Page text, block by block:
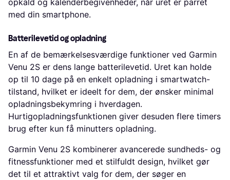
opkald og kalenderbegivenheder, når uret er parret
med din smartphone.
Batterilevetid og opladning
En af de bemærkelsesværdige funktioner ved Garmin
Venu 2S er dens lange batterilevetid. Uret kan holde
op til 10 dage på en enkelt opladning i smartwatch-
tilstand, hvilket er ideelt for dem, der ønsker minimal
opladningsbekymring i hverdagen.
Hurtigopladningsfunktionen giver desuden flere timers
brug efter kun få minutters opladning.
Garmin Venu 2S kombinerer avancerede sundheds- og
fitnessfunktioner med et stilfuldt design, hvilket gør
det til et attraktivt valg for dem, der søger en